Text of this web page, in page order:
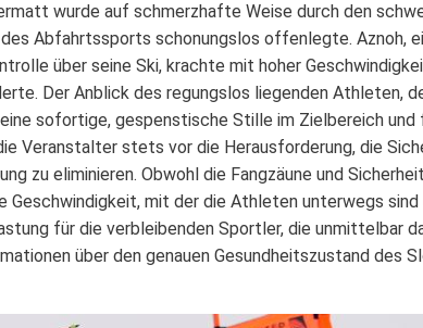
wurde auf schmerzhafte Weise durch den
Abfahrtssports schonungslos offenlegte. Aznoh,
über seine Ski, krachte mit hoher
Der Anblick des regungslos liegenden Athleten,
sofortige, gespenstische Stille im Zielbereich und
Veranstalter stets vor die Herausforderung, die
zu eliminieren. Obwohl die Fangzäune und
mit der die Athleten unterwegs
für die verbleibenden Sportler, die unmittelbar
über den genauen Gesundheitszustand des